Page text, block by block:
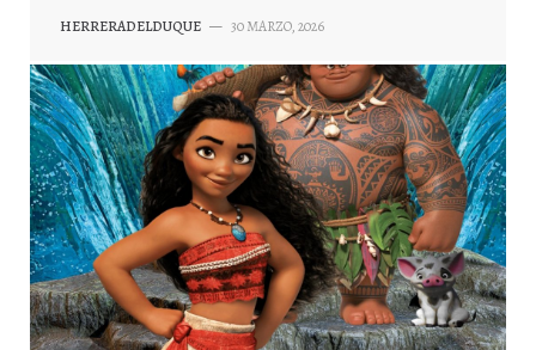
HERRERADELDUQUE — 30 MARZO, 2026